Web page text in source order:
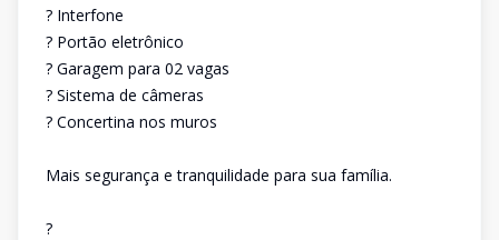
? Interfone
? Portão eletrônico
? Garagem para 02 vagas
? Sistema de câmeras
? Concertina nos muros
Mais segurança e tranquilidade para sua família.
?